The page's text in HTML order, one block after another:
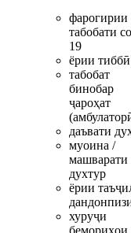
фарогирии
табобати
19
ёрии тиббӣ
табобат
бинобар
ҷароҳат
даъвати
муоина /
машварати
духтур
ёрии
хуруҷи